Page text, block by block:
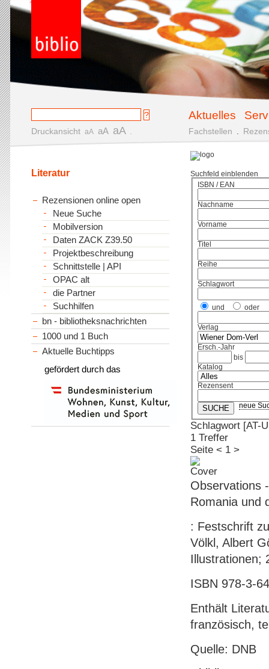
Aktuelles
Druckansicht aA aA aA Fachstellen
Suchfeld einblenden
ISBN / EAN
Nachname
Vorname
Titel
Reihe
Schlagwort
und oder
Verlag
Ersch.-Jahr
bis
Katalog
Rezensent
neue
Schlagwort [AT-
1 Treffer
Seite < 1 >
Observations
Romania und
: Festschrift
Völkl, Albert
Illustrationen;
ISBN 978-3-
Enthält
französisch,
Quelle: DNB
Literatur
Rezensionen online open
Neue Suche
Mobilversion
Daten ZACK Z39.50
Projektbeschreibung
Schnittstelle | API
OPAC alt
die Partner
Suchhilfen
bn - bibliotheksnachrichten
1000 und 1 Buch
Aktuelle Buchtipps
gefördert durch das